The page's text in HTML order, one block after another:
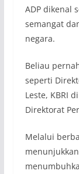
ADP dikenal
semangat
negara.
Beliau
seperti
Leste, KBRI
Direktorat
Melalui